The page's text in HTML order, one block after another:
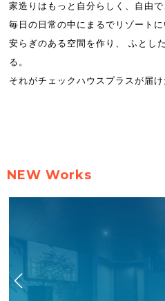
家造りはもっと自分らしく、自由
毎日の日常の中にまるでリゾート
安らぎのある空間を作り、 ふとし
る。
それがチェックハウスプラスが届け
NEW Works